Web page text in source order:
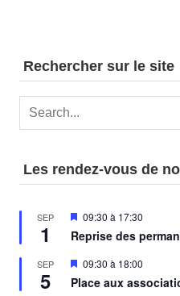
Rechercher sur le site
Les rendez-vous de
SEP
1
Mis
avant
09:30 à 17:30
Reprise des
SEP
5
Mis
avant
09:30 à 18:00
Place aux